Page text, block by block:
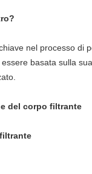
nel processo di
basata sulla
del corpo filtrante